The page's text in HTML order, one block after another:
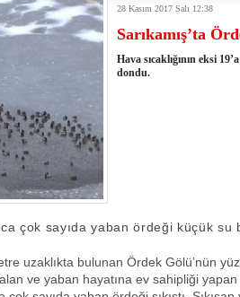
Raftingde Çifte Gurur
Yüksel Işık'ın izini köylüler buldu
Şarbona karşı aşılanıyor
yaz ortasında kış manzarası
Cehennem Vadisi'nde tarihi güreş finali
Hakkari ve 26 il başkanını görevden aldı
Cehennem Vadisi'nde şampiyonluk
Yardımcısı Çelik, Aşiret Lideri Keskin'i ziyaret
503 kilogram Esrar ele geçirildi
Yardımcısı Ali Çelik Hakkari’de sevgi seli
28 Kasım 2017 Salı 12:38
Sarıkamış’ta
Hava sıcaklığının eksi
dondu.
çok sayıda yaban ördeği küçük su
uzaklıkta bulunan Ördek Gölü’nün
ve yaban hayatına ev sahipliği